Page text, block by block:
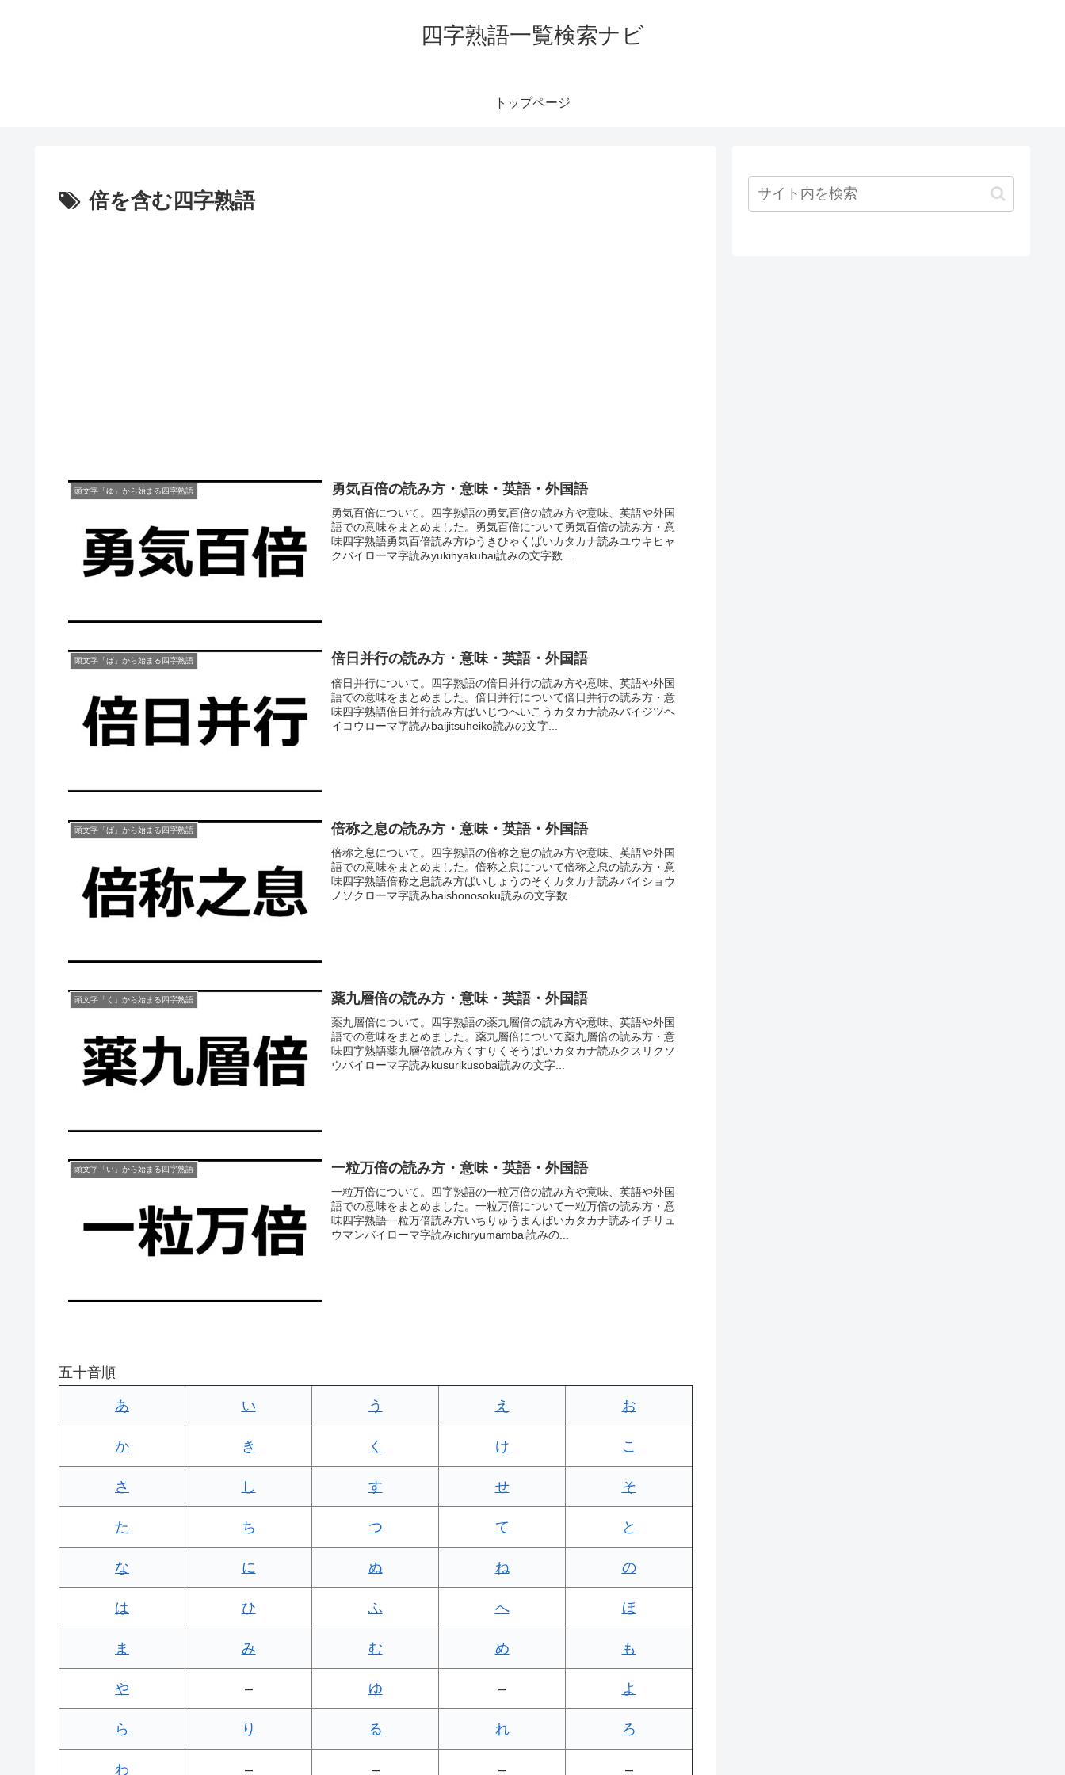
四字熟語一覧検索ナビ
トップページ
倍を含む四字熟語
頭文字「ゆ」から始まる四字熟語 勇気百倍の読み方・意味・英語・外国語
勇気百倍について。四字熟語の勇気百倍の読み方や意味、英語や外国
語での意味をまとめました。勇気百倍について勇気百倍の読み方・意
味四字熟語勇気百倍読み方ゆうきひゃくばいカタカナ読みユウキヒャ
クバイローマ字読みyukihyakubai読みの文字数...
頭文字「ば」から始まる四字熟語 倍日并行の読み方・意味・英語・外国語
倍日并行について。四字熟語の倍日并行の読み方や意味、英語や外国
語での意味をまとめました。倍日并行について倍日并行の読み方・意
味四字熟語倍日并行読み方ばいじつへいこうカタカナ読みバイジツヘ
イコウローマ字読みbaijitsuheiko読みの文字...
頭文字「ば」から始まる四字熟語 倍称之息の読み方・意味・英語・外国語
倍称之息について。四字熟語の倍称之息の読み方や意味、英語や外国
語での意味をまとめました。倍称之息について倍称之息の読み方・意
味四字熟語倍称之息読み方ばいしょうのそくカタカナ読みバイショウ
ノソクローマ字読みbaishonosoku読みの文字数...
頭文字「く」から始まる四字熟語 薬九層倍の読み方・意味・英語・外国語
薬九層倍について。四字熟語の薬九層倍の読み方や意味、英語や外国
語での意味をまとめました。薬九層倍について薬九層倍の読み方・意
味四字熟語薬九層倍読み方くすりくそうばいカタカナ読みクスリクソ
ウバイローマ字読みkusurikusobai読みの文字...
頭文字「い」から始まる四字熟語 一粒万倍の読み方・意味・英語・外国語
一粒万倍について。四字熟語の一粒万倍の読み方や意味、英語や外国
語での意味をまとめました。一粒万倍について一粒万倍の読み方・意
味四字熟語一粒万倍読み方いちりゅうまんばいカタカナ読みイチリュ
ウマンバイローマ字読みichiryumambai読みの...
五十音順
あ い う え お
か き く け こ
さ し す せ そ
た ち つ て と
な に ぬ ね の
は ひ ふ へ ほ
ま み む め も
や – ゆ – よ
ら り る れ ろ
わ – – – –